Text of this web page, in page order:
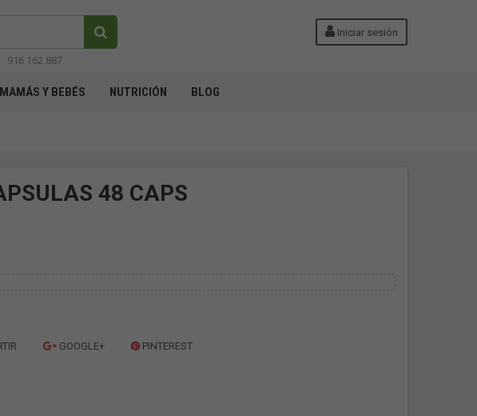
Iniciar sesión
916 162 887
MAMÁS Y BEBÉS NUTRICIÓN BLOG
48 CAPS
GOOGLE+ PINTEREST